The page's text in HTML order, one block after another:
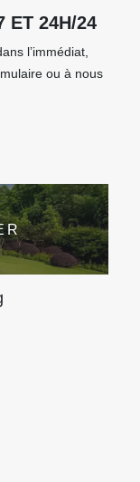
ET 24H/24
l’immédiat,
ou à nous